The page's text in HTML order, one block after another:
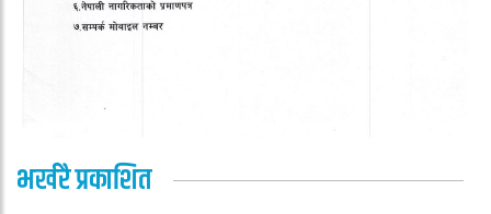
भर्खरै प्रकाशित